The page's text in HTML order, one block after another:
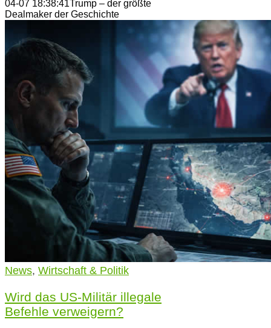
04-07 18:38:41Trump – der größte
Dealmaker der Geschichte
News, Wirtschaft & Politik
Wird das US-Militär illegale
Befehle verweigern?